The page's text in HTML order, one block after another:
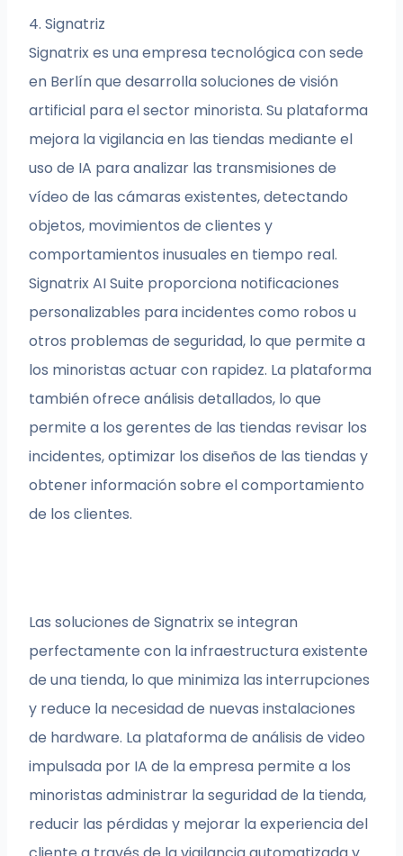
4. Signatriz
Signatrix es una empresa tecnológica con sede
en Berlín que desarrolla soluciones de visión
artificial para el sector minorista. Su plataforma
mejora la vigilancia en las tiendas mediante el
uso de IA para analizar las transmisiones de
vídeo de las cámaras existentes, detectando
objetos, movimientos de clientes y
comportamientos inusuales en tiempo real.
Signatrix AI Suite proporciona notificaciones
personalizables para incidentes como robos u
otros problemas de seguridad, lo que permite a
los minoristas actuar con rapidez. La plataforma
también ofrece análisis detallados, lo que
permite a los gerentes de las tiendas revisar los
incidentes, optimizar los diseños de las tiendas y
obtener información sobre el comportamiento
de los clientes.
Las soluciones de Signatrix se integran
perfectamente con la infraestructura existente
de una tienda, lo que minimiza las interrupciones
y reduce la necesidad de nuevas instalaciones
de hardware. La plataforma de análisis de video
impulsada por IA de la empresa permite a los
minoristas administrar la seguridad de la tienda,
reducir las pérdidas y mejorar la experiencia del